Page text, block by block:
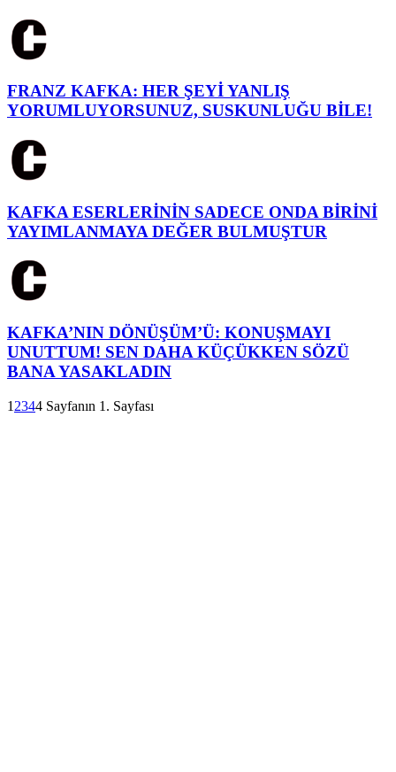
FRANZ KAFKA: HER ŞEYİ YANLIŞ
YORUMLUYORSUNUZ, SUSKUNLUĞU BİLE!
KAFKA ESERLERİNİN SADECE ONDA BİRİNİ
YAYIMLANMAYA DEĞER BULMUŞTUR
KAFKA’NIN DÖNÜŞÜM’Ü: KONUŞMAYI
UNUTTUM! SEN DAHA KÜÇÜKKEN SÖZÜ
BANA YASAKLADIN
1 2344 Sayfanın 1. Sayfası